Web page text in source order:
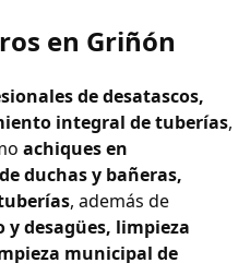
en Griñón
de desatascos,
integral de tuberías,
achiques en
duchas y bañeras,
, además de
desagües, limpieza
municipal de